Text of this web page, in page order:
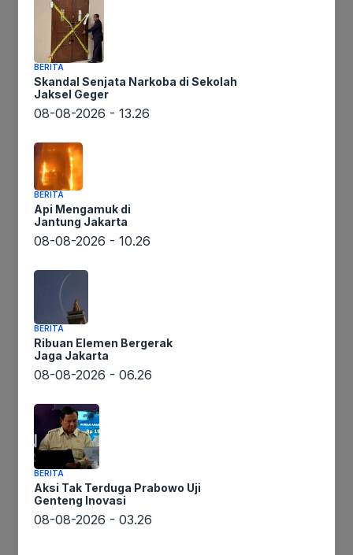
Daerah,Headline
MEDAN – Polda Sumut angkat bicara soal
tudingan penyidik direktorat reserse kriminal
khusus Polda Sumut yang mengambil beras
Sebelumnya
Jelang W20, Satlantas Polres Simalungun
Gelar Tes Urine
Sambut HUT ke-76, Polsek dan Kecamatan
Bangun Purba Gelar Aksi Sosial
Langkat
Bupati Bersyukur Masyarakat Selalu Rukun
dan Kompak Mendukung Pembangunan
BERITA
Skandal Senjata Narkoba di Sekolah
Jaksel Geger
08-08-2026 - 13.26
BERITA
Api Mengamuk di
Jantung Jakarta
08-08-2026 - 10.26
BERITA
Ribuan Elemen Bergerak
Jaga Jakarta
08-08-2026 - 06.26
BERITA
Aksi Tak Terduga Prabowo Uji
Genteng Inovasi
08-08-2026 - 03.26